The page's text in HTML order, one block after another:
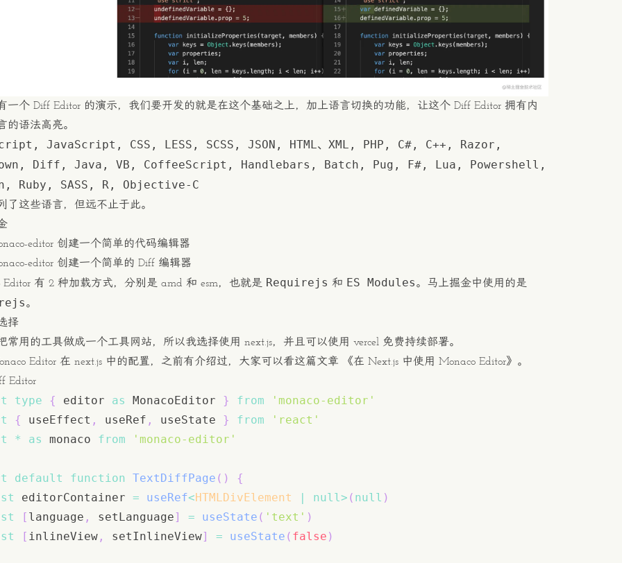
一个 Diff Editor 的演示，我们要开发的就是在这个基础之上，加上语言切换的功能，让这个 Diff Editor 拥有内
的语法高亮。
JavaScript, CSS, LESS, SCSS, JSON, HTML、XML, PHP, C#, C++, Razor,
Diff, Java, VB, CoffeeScript, Handlebars, Batch, Pug, F#, Lua, Powershell,
Ruby, SASS, R, Objective-C
了这些语言，但远不止于此。
editor 创建一个简单的代码编辑器
editor 创建一个简单的 Diff 编辑器
Editor 有 2 种加载方式，分别是 amd 和 esm，也就是 Requirejs 和 ES Modules。马上掘金中使用的是
。
择
常用的工具做成一个工具网站，所以我选择使用 next.js，并且可以使用 vercel 免费持续部署。
Editor 在 next.js 中的配置，之前有介绍过，大家可以看这篇文章
《在 Next.js 中使用 Monaco Editor》 。
Editor
type { editor as MonacoEditor } from
'monaco-editor'
{ useEffect , useRef , useState } from
'react'
* as monaco from 'monaco-editor'
default function TextDiffPage ( )
{
editorContainer = useRef<HTMLDivElement | null > ( null )
[ language , setLanguage] = useState ( 'text' )
[ inlineView , setInlineView] = useState ( false )